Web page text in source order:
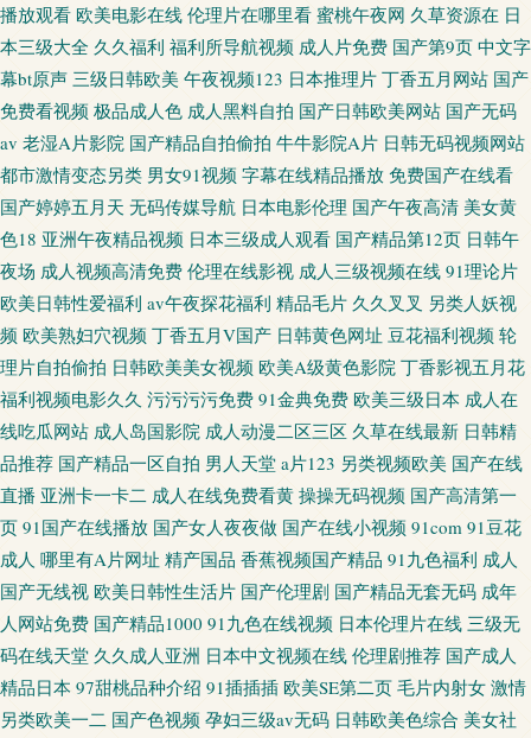
播放观看 欧美电影在线 伦理片在哪里看 蜜桃午夜网 久草资源在 日
本三级大全 久久福利 福利所导航视频 成人片免费 国产第9页 中文字
幕bt原声 三级日韩欧美 午夜视频123 日本推理片 丁香五月网站 国产
免费看视频 极品成人色 成人黑料自拍 国产日韩欧美网站 国产无码
av 老湿A片影院 国产精品自拍偷拍 牛牛影院A片 日韩无码视频网站
都市激情变态另类 男女91视频 字幕在线精品播放 免费国产在线看
国产婷婷五月天 无码传媒导航 日本电影伦理 国产午夜高清 美女黄
色18 亚洲午夜精品视频 日本三级成人观看 国产精品第12页 日韩午
夜场 成人视频高清免费 伦理在线影视 成人三级视频在线 91理论片
欧美日韩性爱福利 av午夜探花福利 精品毛片 久久叉叉 另类人妖视
频 欧美熟妇穴视频 丁香五月V国产 日韩黄色网址 豆花福利视频 轮
理片自拍偷拍 日韩欧美美女视频 欧美A级黄色影院 丁香影视五月花
福利视频电影久久 污污污污免费 91金典免费 欧美三级日本 成人在
线吃瓜网站 成人岛国影院 成人动漫二区三区 久草在线最新 日韩精
品推荐 国产精品一区自拍 男人天堂 a片123 另类视频欧美 国产在线
直播 亚洲卡一卡二 成人在线免费看黄 操操无码视频 国产高清第一
页 91国产在线播放 国产女人夜夜做 国产在线小视频 91com 91豆花
成人 哪里有A片网址 精产国品 香蕉视频国产精品 91九色福利 成人
国产无线视 欧美日韩性生活片 国产伦理剧 国产精品无套无码 成年
人网站免费 国产精品1000 91九色在线视频 日本伦理片在线 三级无
码在线天堂 久久成人亚洲 日本中文视频在线 伦理剧推荐 国产成人
精品日本 97甜桃品种介绍 91插插插 欧美SE第二页 毛片内射女 激情
另类欧美一二 国产色视频 孕妇三级av无码 日韩欧美色综合 美女社